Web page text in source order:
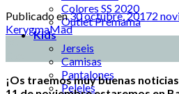
Colores SS 2020
Outlet Premamá
Kids
Jerseis
Camisas
Pantalones
Peleles
Publicado en30 octubre, 20172
KerygmaMad
¡Os traemos muy buenas